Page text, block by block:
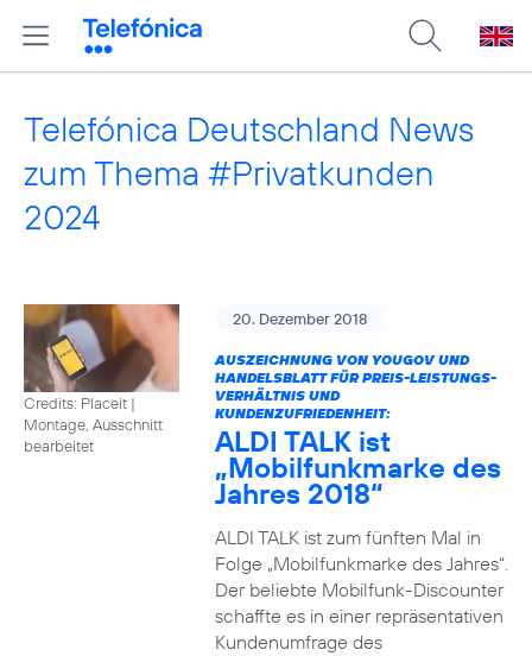
Telefónica Deutschland News
zum Thema #Privatkunden
2024
Credits: Placeit |
Montage, Ausschnitt
bearbeitet
20. Dezember 2018
AUSZEICHNUNG VON YOUGOV UND
HANDELSBLATT FÜR PREIS-LEISTUNGS-
VERHÄLTNIS UND
KUNDENZUFRIEDENHEIT:
ALDI TALK ist
„Mobilfunkmarke des
Jahres 2018“
ALDI TALK ist zum fünften Mal in
Folge „Mobilfunkmarke des Jahres“.
Der beliebte Mobilfunk-Discounter
schaffte es in einer repräsentativen
Kundenumfrage des